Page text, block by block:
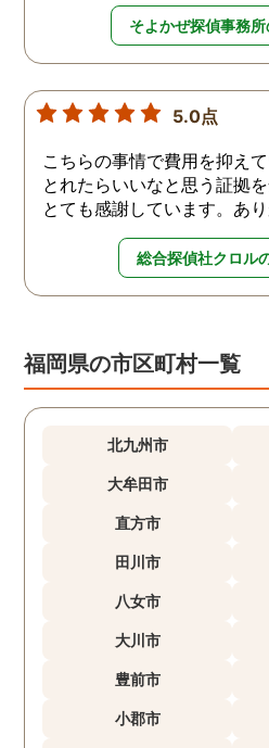
そよかぜ探偵事務
5.0点
こちらの事情で費用を抑え
とれたらいいなと思う証拠
とても感謝しています。あ
総合探偵社クロル
福岡県の市区町村一覧
北九州市
大牟田市
直方市
田川市
八女市
大川市
豊前市
小郡市